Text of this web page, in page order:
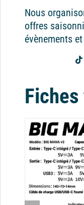
Nous
offres
évènements